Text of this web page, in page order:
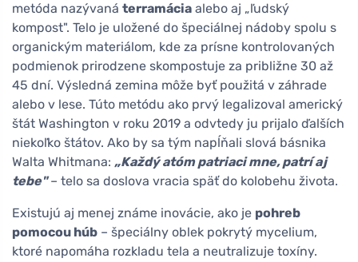
metóda nazývaná terramácia alebo aj „ľudský
kompost". Telo je uložené do špeciálnej nádoby spolu s
organickým materiálom, kde za prísne kontrolovaných
podmienok prirodzene skompostuje za približne 30 až
45 dní. Výsledná zemina môže byť použitá v záhrade
alebo v lese. Túto metódu ako prvý legalizoval americký
štát Washington v roku 2019 a odvtedy ju prijalo ďalších
niekoľko štátov. Ako by sa tým napĺňali slová básnika
Walta Whitmana: „Každý atóm patriaci mne, patrí aj
tebe"– telo sa doslova vracia späť do kolobehu života.
Existujú aj menej známe inovácie, ako je pohreb
pomocou húb – špeciálny oblek pokrytý mycelium,
ktoré napomáha rozkladu tela a neutralizuje toxíny.